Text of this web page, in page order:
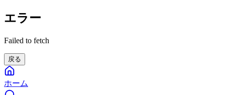
エラー
Failed to fetch
戻る
ホーム